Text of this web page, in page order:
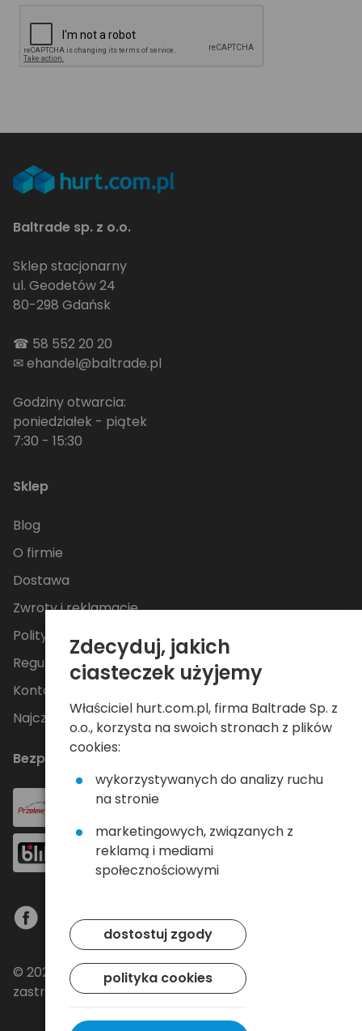
Baltrade sp. z o.o.
Sklep stacjonarny
ul. Geodetów 24
80-298 Gdańsk
☎ 58 552 20 20
✉ehandel@baltrade.pl
Godziny otwarcia:
poniedziałek - piątek
7:30 - 15:30
Sklep
Blog
O firmie
Dostawa
Zwroty i reklamacje
Polityka Prywatności
Regulamin
Kontakt
Najczęściej zadawane pytania
Bezpieczne płatności
© 2024 Baltrade sp. z o.o. - Wszelkie prawa
zastrzeżone.
Zdecyduj, jakich
ciasteczek użyjemy
Właściciel hurt.com.pl, firma Baltrade Sp. z
o.o., korzysta na swoich stronach z plików
cookies:
wykorzystywanych do analizy ruchu
na stronie
marketingowych, związanych z
reklamą i mediami
społecznościowymi
dostostuj zgody
polityka cookies